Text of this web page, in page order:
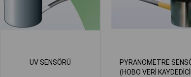
UV SENSÖRÜ
PYRANOMETRE
(HOBO VERİ